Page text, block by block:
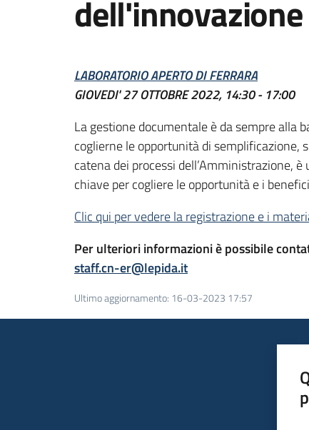
dell'innovazione
LABORATORIO APERTO DI FERRARA
GIOVEDI' 27 OTTOBRE 2022, 14:30 - 17:00
La gestione documentale è da sempre alla
coglierne le opportunità di semplificazione,
catena dei processi dell’Amministrazione,
chiave per cogliere le opportunità e i
Clic qui per vedere la registrazione e i
Per ulteriori informazioni è possibile
staff.cn-er@lepida.it
Ultimo aggiornamento: 16-03-2023 17:57